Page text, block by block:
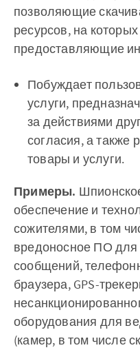
позволяющие
ресурсов, на
предоставляющие
Побуждает
услуги,
за действиями
согласия, а также
товары и услуги.
Примеры.
обеспечение и
сожителями, в том
вредоносное ПО для
сообщений,
браузера, GPS-
оборудования для
(камер, в том числе